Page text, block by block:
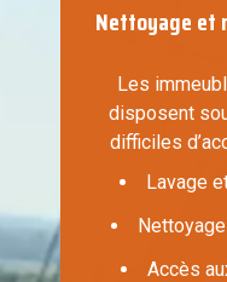
Nettoyage et
Les
disposent
difficiles
Lavage
Accès